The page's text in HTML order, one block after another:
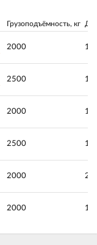
Грузоподъёмность, кг
2000
2500
2000
2500
2000
2000